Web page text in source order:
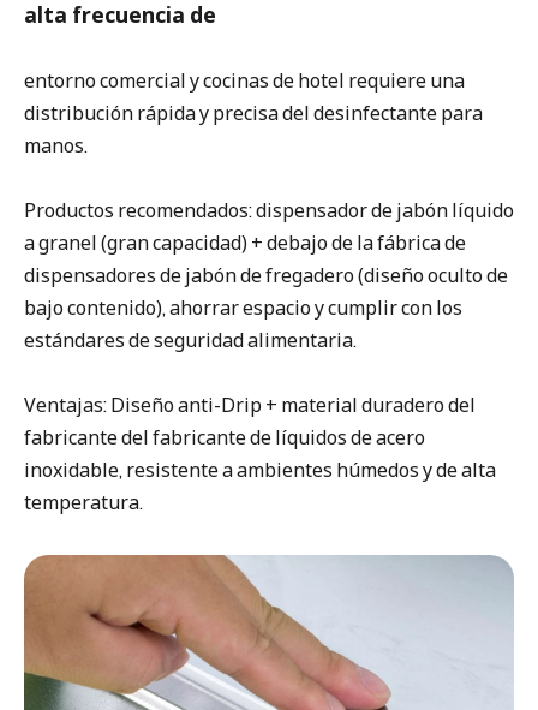
alta frecuencia de
entorno comercial y cocinas de hotel requiere una
distribución rápida y precisa del desinfectante para
manos.
Productos recomendados: dispensador de jabón líquido
a granel (gran capacidad) + debajo de la fábrica de
dispensadores de jabón de fregadero (diseño oculto de
bajo contenido), ahorrar espacio y cumplir con los
estándares de seguridad alimentaria.
Ventajas: Diseño anti-Drip + material duradero del
fabricante del fabricante de líquidos de acero
inoxidable, resistente a ambientes húmedos y de alta
temperatura.